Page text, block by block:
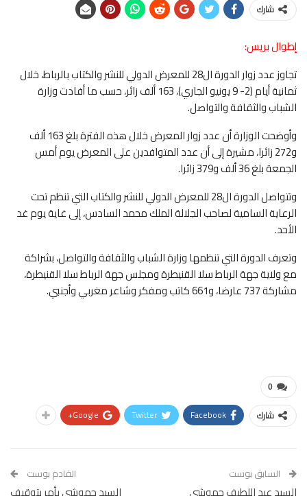
شارك
إطوال بريس:
تجاوز عدد زوار الدورة ال28 للمعرض الدولي للنشر والكتاب بالرباط، خلال
ثمانية أيام (2- 9 يونيو الجاري)، 163 ألف زائر، حسب ما أفادت وزارة
الشباب والثقافة والتواصل.
وأوضحت الوزارة أن عدد زوار المعرض خلال هذه الفترة بلغ 163 ألف
و272 زائرا، مشيرة إلى أن عدد المتوافدين على المعرض يوم أمس
الجمعة بلغ 36 ألف و379 زائرا.
وتتواصل الدورة ال28 للمعرض الدولي للنشر والكتاب التي تنظم تحت
الرعاية السامية لصاحب الجلالة الملك محمد السادس، إلى غاية يوم غد
الأحد.
وتعرف الدورة التي تنظمها وزارة الشباب والثقافة والتواصل، بشراكة
مع ولاية جهة الرباط سلا القنيطرة ومجلس جهة الرباط سلا القنيطرة،
مشاركة 737 عارضا، و661 كاتب ومفكر وشاعر مغربي وأجنبي.
0
شارك Facebook
Twitter
Google+
السابق بوست القادم بوست